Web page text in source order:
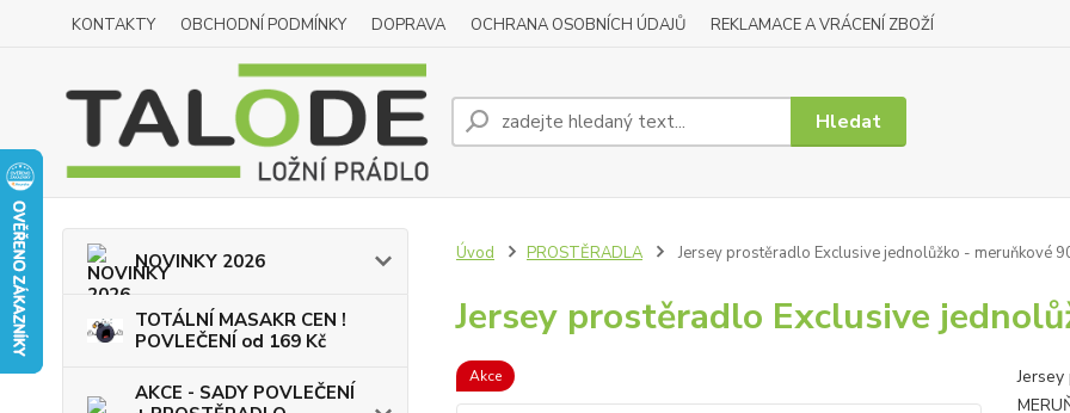
KONTAKTY OBCHODNÍ PODMÍNKY DOPRAVA OCHRANA OSOBNÍCH ÚDAJŮ REKLAMACE A VRÁCENÍ ZBOŽÍ
Hledat
NOVINKY 2026
TOTÁLNÍ MASAKR CEN !
POVLEČENÍ od 169 Kč
AKCE - SADY POVLEČENÍ
Úvod PROSTĚRADLA Jersey prostěradlo Exclusive jednolůžko - meruňkové
Jersey prostěradlo Exclusive
Akce